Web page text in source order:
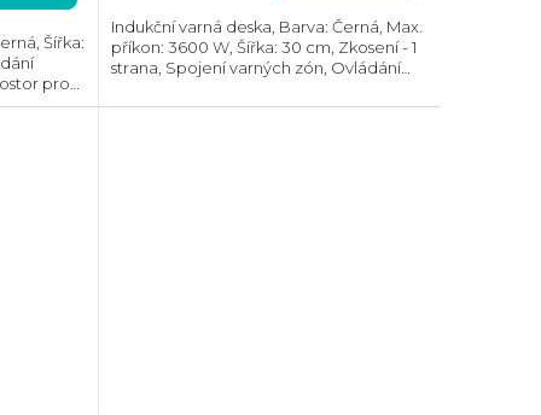
Šířka:
pro
mm
Indukční varná deska, Barva: Černá, Max.
příkon: 3600 W, Šířka: 30 cm, Zkosení - 1
strana, Spojení varných zón, Ovládání
zvlášť, Prostor pro instalaci...